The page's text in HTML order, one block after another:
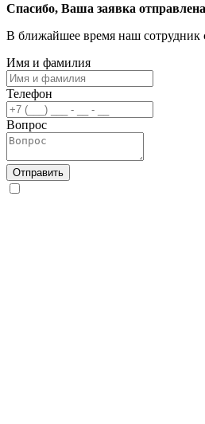
Спасибо, Ваша заявка
В ближайшее время наш сотрудник
Имя и фамилия
Телефон
Вопрос
Отправить